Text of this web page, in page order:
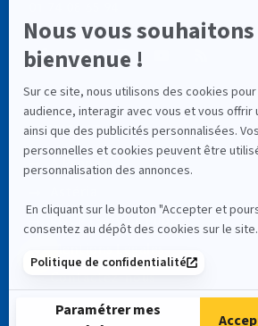
LIENS UTILES
À Propos
RNCP (Service Public)